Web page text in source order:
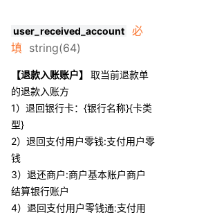
user_received_account
必
填 string(64)
【退款入账账户】 取当前退款单
的退款入账方
1）退回银行卡：{银行名称}{卡类
型}
2）退回支付用户零钱:支付用户零
钱
3）退还商户:商户基本账户商户
结算银行账户
4）退回支付用户零钱通:支付用